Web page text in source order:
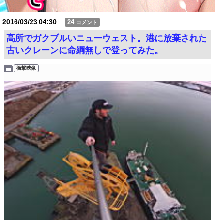
2016/03/2304:30 24 コメント
高所でガクブルいニューウェスト。港に放棄された
古いクレーンに命綱無しで登ってみた。
衝撃映像